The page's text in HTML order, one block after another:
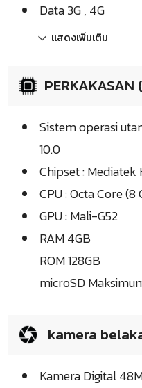
Data 3G , 4G
แสดงเพิ่มเติม
PERKAKASAN
Sistem operasi
10.0
Chipset : Mediatek
CPU : Octa Core (8
GPU : Mali-G52
RAM 4GB
ROM 128GB
microSD
kamera
Kamera Digital